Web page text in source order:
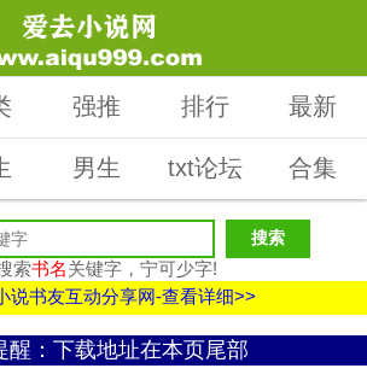
强推 排行 最新
男生 txt论坛 合集
索书名关键字，宁可少字!
说书友互动分享网-查看详细>>
醒：下载地址在本页尾部